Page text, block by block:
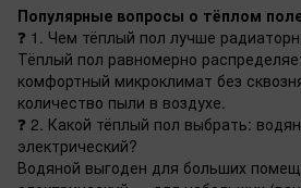
Популярные вопросы о тёплом
❓ 1. Чем тёплый пол лучше
Тёплый пол равномерно
комфортный микроклимат без
количество пыли в воздухе.
❓ 2. Какой тёплый пол выбрать:
электрический?
Водяной выгоден для больших